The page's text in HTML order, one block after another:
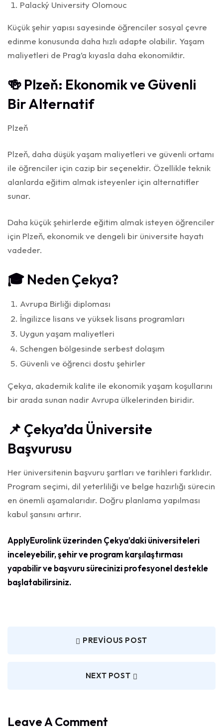
Palacký University Olomouc
Küçük şehir yapısı sayesinde öğrenciler sosyal çevre
edinme konusunda daha hızlı adapte olabilir. Yaşam
maliyetleri de Prag’a kıyasla daha ekonomiktir.
🍻 Plzeň: Ekonomik ve Güvenli
Bir Alternatif
Plzeň
Plzeň, daha düşük yaşam maliyetleri ve güvenli ortamı
ile öğrenciler için cazip bir seçenektir. Özellikle teknik
alanlarda eğitim almak isteyenler için alternatifler
sunar.
Daha küçük şehirlerde eğitim almak isteyen öğrenciler
için Plzeň, ekonomik ve dengeli bir üniversite hayatı
vadeder.
🎓 Neden Çekya?
Avrupa Birliği diploması
İngilizce lisans ve yüksek lisans programları
Uygun yaşam maliyetleri
Schengen bölgesinde serbest dolaşım
Güvenli ve öğrenci dostu şehirler
Çekya, akademik kalite ile ekonomik yaşam koşullarını
bir arada sunan nadir Avrupa ülkelerinden biridir.
📌 Çekya’da Üniversite
Başvurusu
Her üniversitenin başvuru şartları ve tarihleri farklıdır.
Program seçimi, dil yeterliliği ve belge hazırlığı sürecin
en önemli aşamalarıdır. Doğru planlama yapılması
kabul şansını artırır.
ApplyEurolink üzerinden Çekya’daki üniversiteleri
inceleyebilir, şehir ve program karşılaştırması
yapabilir ve başvuru sürecinizi profesyonel destekle
başlatabilirsiniz.
PREVIOUS POST
NEXT POST
Leave A Comment